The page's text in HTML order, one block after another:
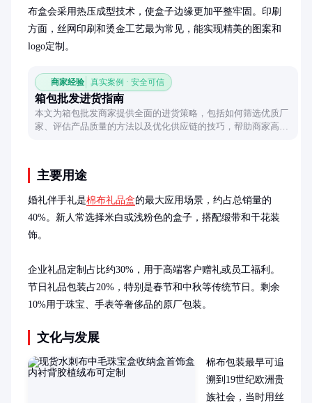
布盒会采用热压成型技术，使盒子边缘更加平整牢固。印刷
方面，丝网印刷和烫金工艺最为常见，能实现精美的图案和
logo定制。
商家经验 真实案例 · 安全可信
箱包批发进货指南
本文为箱包批发商家提供全面的进货策略，包括如何筛选优质厂
家、评估产品质量的方法以及优化供应链的技巧，帮助商家高效
主要用途
婚礼伴手礼是棉布礼品盒的最大应用场景，约占总销量的
40%。新人常选择米白或浅粉色的盒子，搭配缎带和干花装
饰。
企业礼品定制占比约30%，用于高端客户赠礼或员工福利。
节日礼品包装占20%，特别是春节和中秋等传统节日。剩余
10%用于珠宝、手表等奢侈品的原厂包装。
文化与发展
棉布包装最早可追
溯到19世纪欧洲贵
族社会，当时用丝